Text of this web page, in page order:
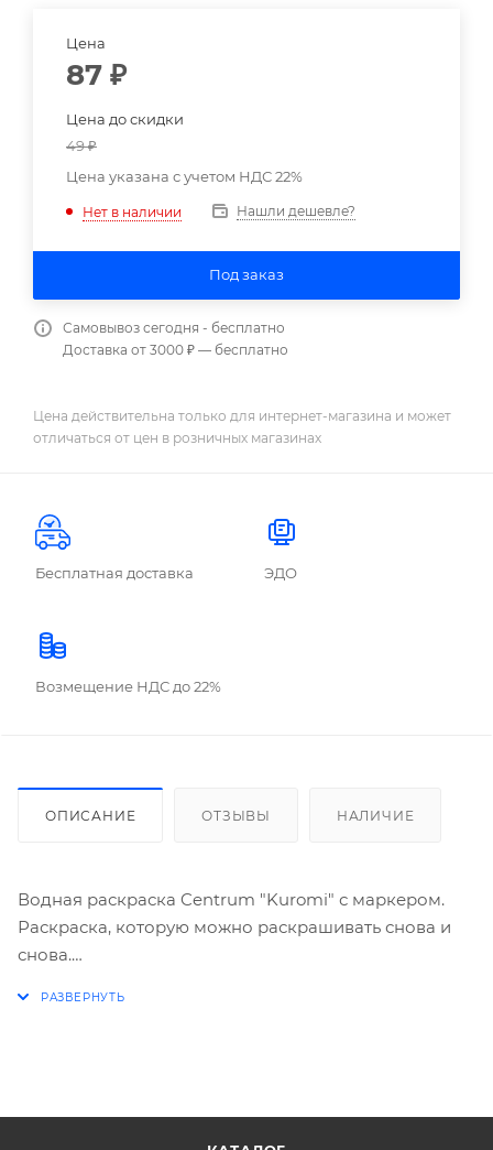
Цена
87 ₽
Цена до скидки
49₽
Цена указана с учетом НДС 22%
Нет в наличии Нашли дешевле?
Под заказ
Самовывоз сегодня - бесплатно
Доставка от 3000 ₽ — бесплатно
Цена действительна только для интернет-магазина и может
отличаться от цен в розничных магазинах
Бесплатная доставка ЭДО
Возмещение НДС до 22%
ОПИСАНИЕ ОТЗЫВЫ НАЛИЧИЕ
Водная раскраска Centrum "Kuromi" с маркером.
Раскраска, которую можно раскрашивать снова и
снова.
инструкция. Не обязательно соблюдать контурные